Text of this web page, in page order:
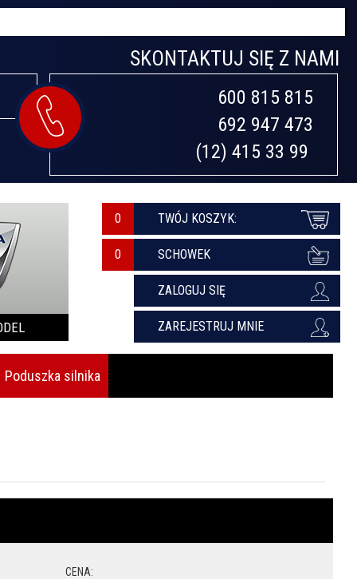
SKONTAKTUJ SIĘ Z NAMI
600 815 815
692 947 473
(12) 415 33 99
0 TWÓJ KOSZYK:
SCHOWEK
ZALOGUJ SIĘ
ZAREJESTRUJ MNIE
Poduszka silnika
CENA: